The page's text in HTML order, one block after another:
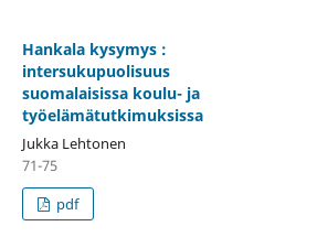
Hankala kysymys :
intersukupuolisuus
suomalaisissa koulu- ja
työelämätutkimuksissa
Jukka Lehtonen
71-75
pdf